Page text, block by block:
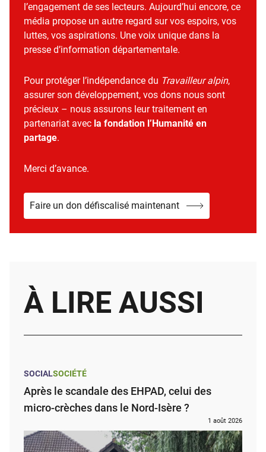
l’engagement de ses lecteurs. Aujourd’hui encore, ce
média propose un autre regard sur vos espoirs, vos
luttes, vos aspirations. Une voix unique dans la
presse d’information départementale.
Pour protéger l’indépendance du Travailleur alpin,
assurer son développement, vos dons nous sont
précieux – nous assurons leur traitement en
partenariat avec la fondation l’Humanité en
partage.
Merci d’avance.
Faire un don défiscalisé maintenant
À LIRE AUSSI
SOCIALSOCIÉTÉ
Après le scandale des EHPAD, celui des
micro-crèches dans le Nord-Isère ?
1 août 2026